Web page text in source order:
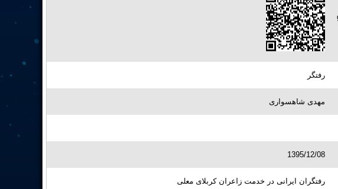
رفتگر
مهدی شاهسواری
1395/12/08
رفتگران ایرانی در خدمت زاعران کربلای معلی